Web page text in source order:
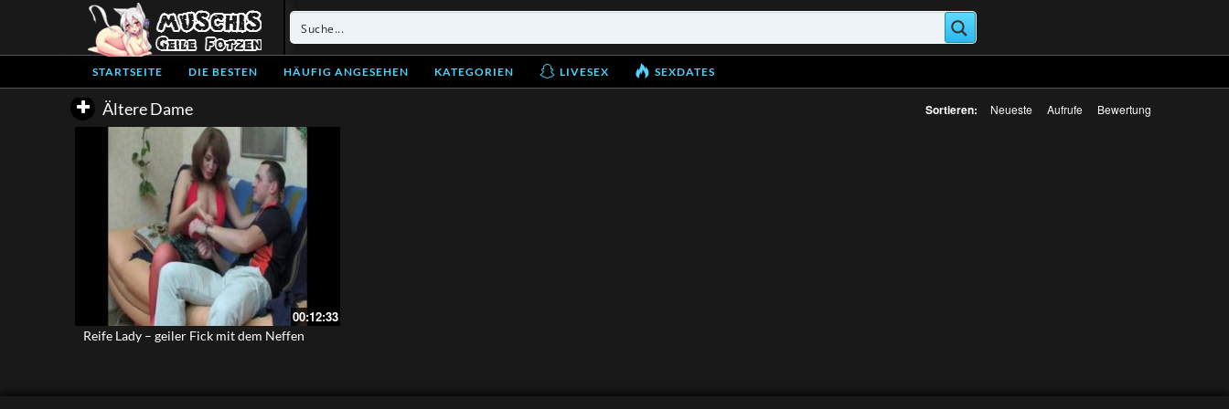
STARTSEITE DIE BESTEN HÄUFIG ANGESEHEN KATEGORIEN LIVESEX SEXDATES
Ältere Dame Sortieren: Neueste Aufrufe Bewertung
00:12:33
Reife Lady – geiler Fick mit dem Neffen